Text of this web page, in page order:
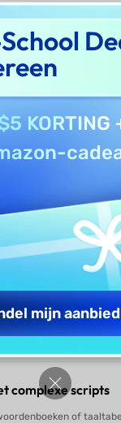
AI
voor meerdere oude
van afbeelding
is niet nodig:
historische tekst en
en vertaling.
complexe scripts
of
KORTING
mijn